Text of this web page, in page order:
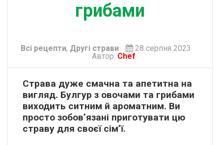
грибами
Всі рецепти, Другі страви
28 серпня 2023
Автор: Chef
Страва дуже смачна та апетитна на
вигляд. Булгур з овочами та грибами
виходить ситним й ароматним. Ви
просто зобов’язані приготувати цю
страву для своєї сім’ї.